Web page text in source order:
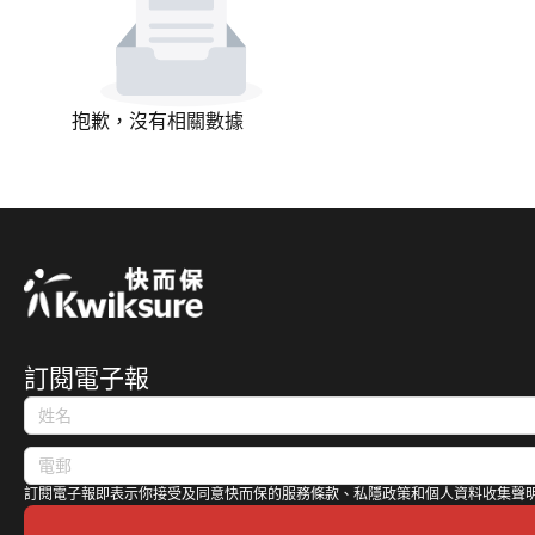
抱歉，沒有相關數據
訂閱電子報
訂閱電子報即表示你接受及同意快而保的服務條款、私隱政策和個人資料收集聲